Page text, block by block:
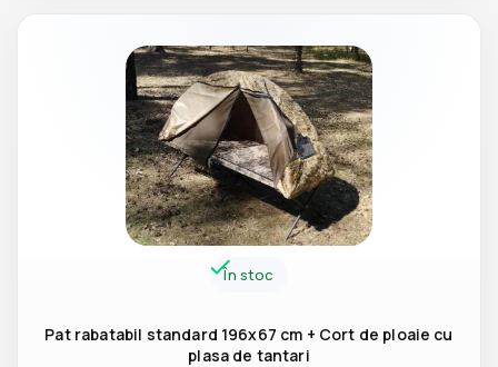
În stoc
Pat rabatabil standard 196x67 cm + Cort de ploaie cu
plasa de tantari